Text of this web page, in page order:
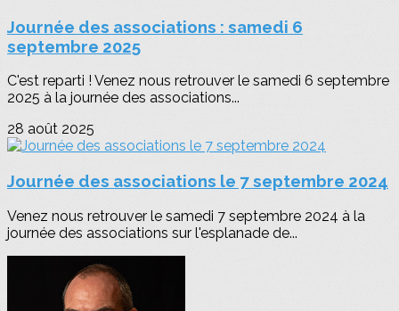
Journée des associations : samedi 6
septembre 2025
C'est reparti ! Venez nous retrouver le samedi 6 septembre
2025 à la journée des associations...
28 août 2025
Journée des associations le 7 septembre 2024
Venez nous retrouver le samedi 7 septembre 2024 à la
journée des associations sur l'esplanade de...